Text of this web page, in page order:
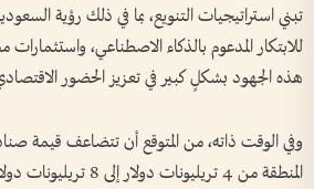
للابتكار المدعوم بالذكاء الاصطناعي،
هذه الجهود بشكلٍ كبير في تعزيز الحضور
وفي الوقت ذاته، من المتوقع أن تتضاعف قيمة